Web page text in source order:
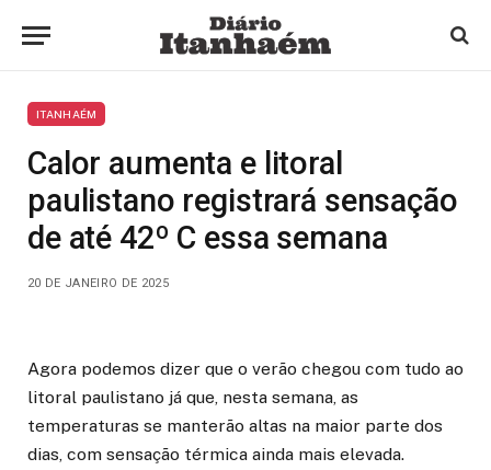
ITANHAÉM
Calor aumenta e litoral
paulistano registrará sensação
de até 42º C essa semana
20 DE JANEIRO DE 2025
Agora podemos dizer que o verão chegou com tudo ao
litoral paulistano já que, nesta semana, as
temperaturas se manterão altas na maior parte dos
dias, com sensação térmica ainda mais elevada.